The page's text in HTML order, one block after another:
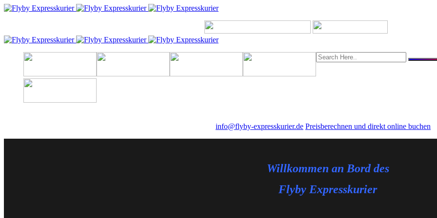
info@flyby-expresskurier.de Preisberechnen und direkt online buchen
Willkommen an Bord des
Flyby Expresskurier